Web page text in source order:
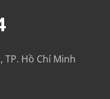
TP. Hồ Chí Minh